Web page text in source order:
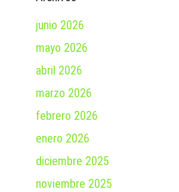
junio 2026
mayo 2026
abril 2026
marzo 2026
febrero 2026
enero 2026
diciembre 2025
noviembre 2025